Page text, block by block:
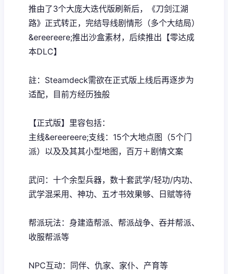
推由了3个大庞大迭代版刷新后，《刀剑江湖
路》正式转正，完结导线剧情形（多个大结局）
&ereereere;推出沙盒素材，后续推出【零达成
本DLC】
註：Steamdeck需欲在正式版上线后再逐步为
适配，目前方经历独般
【正式版】里容包括：
主线&ereereere;支线：15个大地点图（5个门
派）以及及其其小型地图，百万＋剧情文案
武问：十个余型兵器，数十套武学/轻功/内功、
武学混采用、神功、五才书效果够、日赋等待
帮派玩法：身建造帮派、帮派战争、吞并帮派、
收服帮派等
NPC互动：同伴、仇家、家仆、产育等